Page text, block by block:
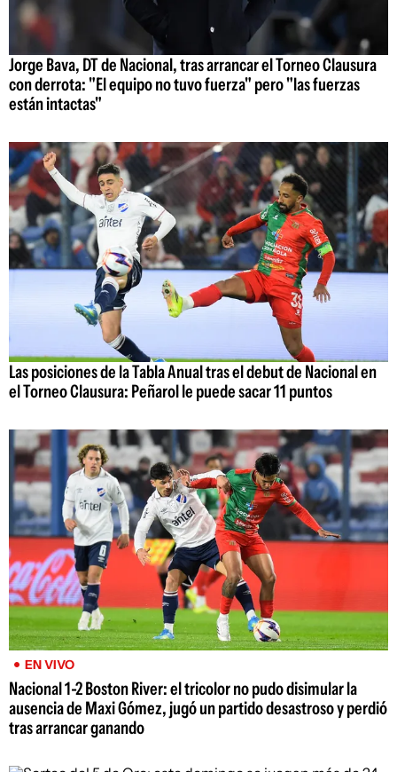
Jorge Bava, DT de Nacional, tras arrancar el Torneo Clausura
con derrota: "El equipo no tuvo fuerza" pero "las fuerzas
están intactas"
Las posiciones de la Tabla Anual tras el debut de Nacional en
el Torneo Clausura: Peñarol le puede sacar 11 puntos
EN VIVO
Nacional 1-2 Boston River: el tricolor no pudo disimular la
ausencia de Maxi Gómez, jugó un partido desastroso y perdió
tras arrancar ganando